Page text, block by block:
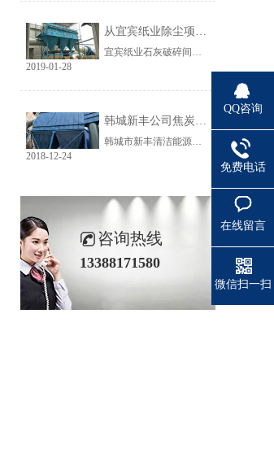
从宜宾纸业除尘项目成功范例看低成本环保
宜宾纸业石灰破碎间除尘工程于近期完工，在不足30立方的空间内集成了超过三个篮球场大小的过滤面积，处理风量达每小时7万立方，实现了小体积除尘器处理大风量，开启低成本环保的时代，给处在环保高压政策下不堪重负的企业主们带来福音......
2019-01-28
韩城新丰公司焦炭输送线除尘工程完美收官
韩城市新丰清洁能源科技有限公司隶属于上市公司黑猫焦化，焦炭输送线除尘系统于近期完美收官。该输送线共计500多米长，通过布置在高空走廊里的输送皮带连接为一条完整的生产线，过程分为投料、破碎、筛分、传送等工艺。整条输送线分四个转运站、两条分流线，将制备好的焦炭送入煤气生产工段。各个工艺阶段均有大量焦炭粉尘产生，这不仅严重影响现场职业卫生，而且因产尘点高，污染面覆盖范围广。
2018-12-24
咨询热线
13388171580
QQ咨询
免费电话
在线留言
微信扫一扫